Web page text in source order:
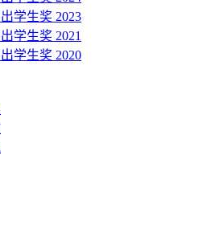
学生奖 2023
学生奖 2021
学生奖 2020